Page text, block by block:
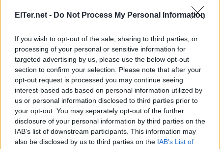
ElTer.net - Do Not Process My Personal Information
If you wish to opt-out of the sale, sharing to third parties, or
processing of your personal or sensitive information for
targeted advertising by us, please use the below opt-out
section to confirm your selection. Please note that after your
opt-out request is processed you may continue seeing
interest-based ads based on personal information utilized by
us or personal information disclosed to third parties prior to
your opt-out. You may separately opt-out of the further
disclosure of your personal information by third parties on the
IAB’s list of downstream participants. This information may
also be disclosed by us to third parties on the IAB’s List of